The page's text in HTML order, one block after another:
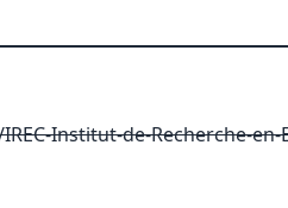
Institut-de-Recherche-en-